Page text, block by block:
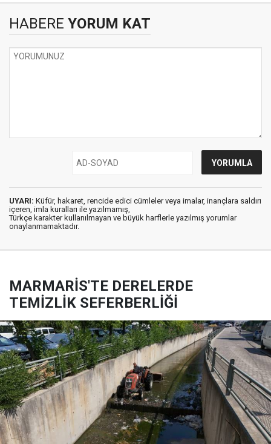
HABERE YORUM KAT
UYARI: Küfür, hakaret, rencide edici cümleler veya imalar, inançlara saldırı
içeren, imla kuralları ile yazılmamış,
Türkçe karakter kullanılmayan ve büyük harflerle yazılmış yorumlar
onaylanmamaktadır.
MARMARİS'TE DERELERDE
TEMİZLİK SEFERBERLİĞİ